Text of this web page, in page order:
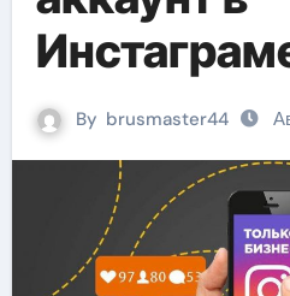
настройка
статистика
профиля в
By brusmaster44